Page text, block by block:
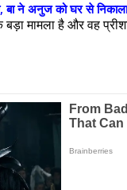
बा ने अनुज को घर से
मामला है और वह